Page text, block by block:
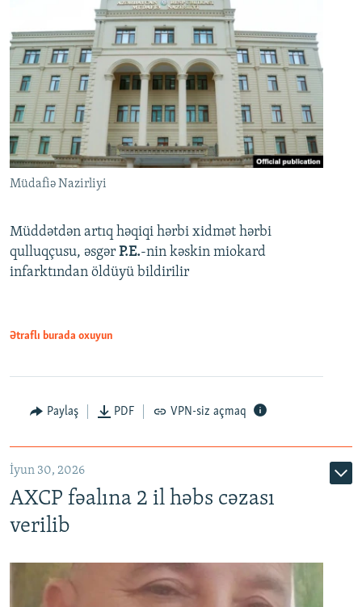
Müdafiə Nazirliyi
Müddətdən artıq həqiqi hərbi xidmət hərbi
qulluqçusu, əsgər P.E.-nin kəskin miokard
infarktından öldüyü bildirilir
Ətraflı burada oxuyun
Paylaş PDF VPN-siz açmaq
İyun 30, 2026
AXCP fəalına 2 il həbs cəzası
verilib